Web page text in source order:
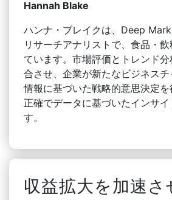
Hannah Blake
ハンナ・ブレイクは、Deep
リサーチアナリストで、食品・
ています。市場評価とトレンド
合させ、企業が新たなビジネスチ
情報に基づいた戦略的意思決定を
正確でデータに基づいたインサイ
す。
収益拡大を加速さ